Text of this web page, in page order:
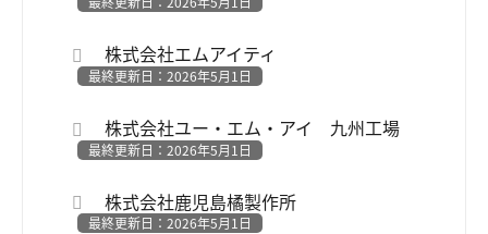
株式会社エムアイティ
最終更新日：2026年5月1日
株式会社ユー・エム・アイ 九州工場
最終更新日：2026年5月1日
株式会社鹿児島橘製作所
最終更新日：2026年5月1日